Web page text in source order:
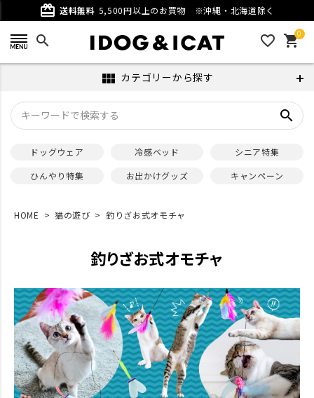
card_giftcard 送料無料 5,500円以上のお買物 ※沖縄・北海道除く
search favorite_outline 0
shopping_cart
view_module カテゴリーから探す
search
ドッグウェア 冷感ベッド
シニア特集
ひんやり特集
お出かけグッズ キャンペーン
HOME 猫の遊び 釣りざお式オモチャ
釣りざお式オモチャ